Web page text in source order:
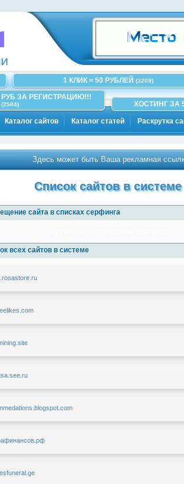
1 КЛИК = 50 РУБЛЕЙ (3209)
РУБ ЗА РЕГИСТРАЦИЮ!!!
(2584) ХОСТИНГ ЗА
Каталог сайтов Каталог статей Раскрутка
Здесь может быть Ваша рекламная ссылка..
Список сайтов в системе
сайта в списках серфинга
всех сайтов в системе